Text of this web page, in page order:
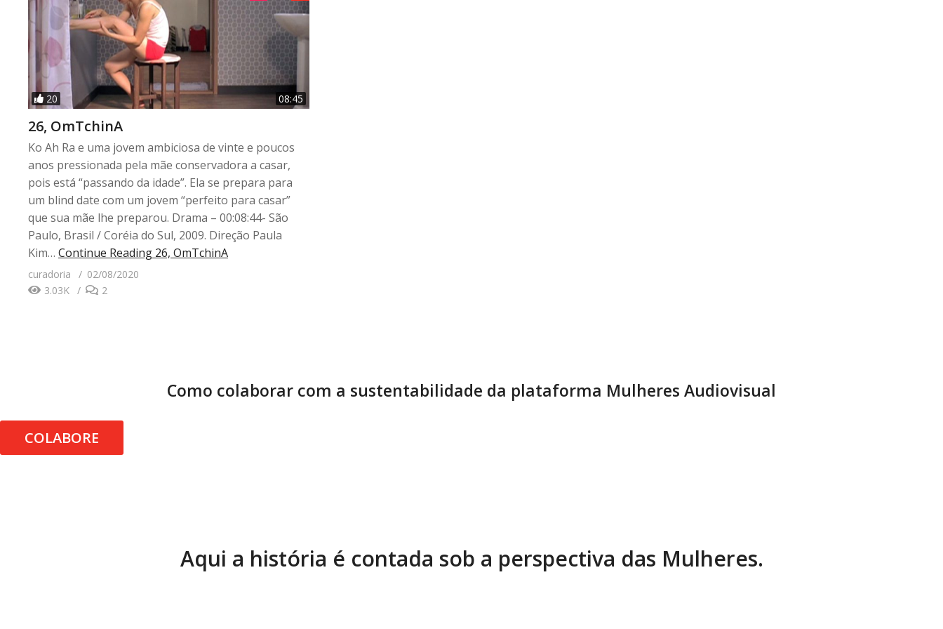
20 08:45
26, OmTchinA
Ko Ah Ra e uma jovem ambiciosa de vinte e poucos
anos pressionada pela mãe conservadora a casar,
pois está “passando da idade”. Ela se prepara para
um blind date com um jovem “perfeito para casar”
que sua mãe lhe preparou. Drama – 00:08:44- São
Paulo, Brasil / Coréia do Sul, 2009. Direção Paula
Kim… Continue Reading 26, OmTchinA
curadoria
02/08/2020
3.03K
2
Como colaborar com a sustentabilidade da plataforma Mulheres Audiovisual
COLABORE
Aqui a história é contada sob a perspectiva das Mulheres.